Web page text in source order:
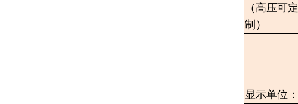
（高压可定
制）
显示单位：